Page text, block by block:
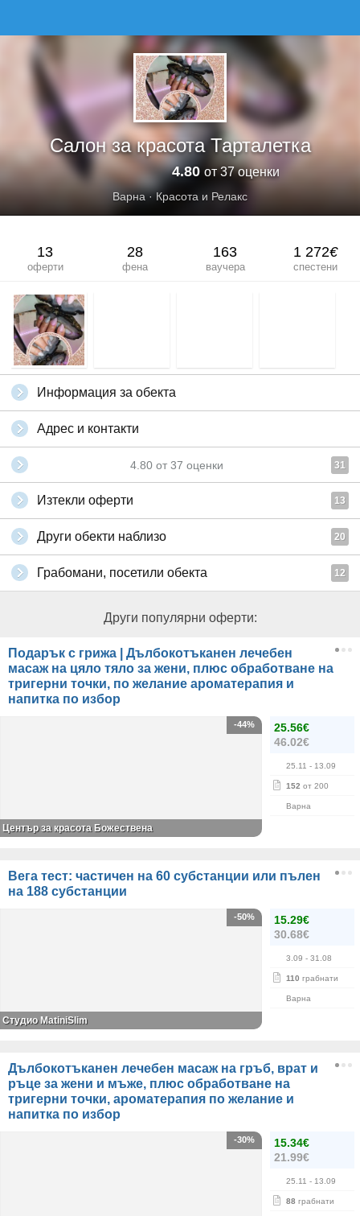
Салон за красота Тарталетка
4.80 от 37 оценки
Варна·Красота и Релакс
13
оферти
28
фена
163
ваучера
1 272€
спестени
Информация за обекта
Адрес и контакти
4.80 от 37 оценки 31
Изтекли оферти 13
Други обекти наблизо 20
Грабомани, посетили обекта 12
Други популярни оферти:
Подарък с грижа | Дълбокотъканен лечебен
масаж на цяло тяло за жени, плюс обработване на
тригерни точки, по желание ароматерапия и
напитка по избор
25.56€
46.02€
25.11 - 13.09
152 от 200
Варна
-44%
Център за красота Божествена
Вега тест: частичен на 60 субстанции или пълен
на 188 субстанции
15.29€
30.68€
3.09 - 31.08
110 грабнати
Варна
-50%
Студио MatiniSlim
Дълбокотъканен лечебен масаж на гръб, врат и
ръце за жени и мъже, плюс обработване на
тригерни точки, ароматерапия по желание и
напитка по избор
15.34€
21.99€
25.11 - 13.09
88 грабнати
-30%